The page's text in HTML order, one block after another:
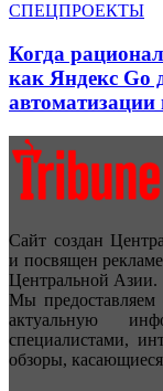
СПЕЦПРОЕКТЫ
Когда
как Яндекс Go
автоматизации
Сайт создан
и посвящен
Центральной Азии.
Мы предоставляем
актуальную
специалистами,
обзоры,